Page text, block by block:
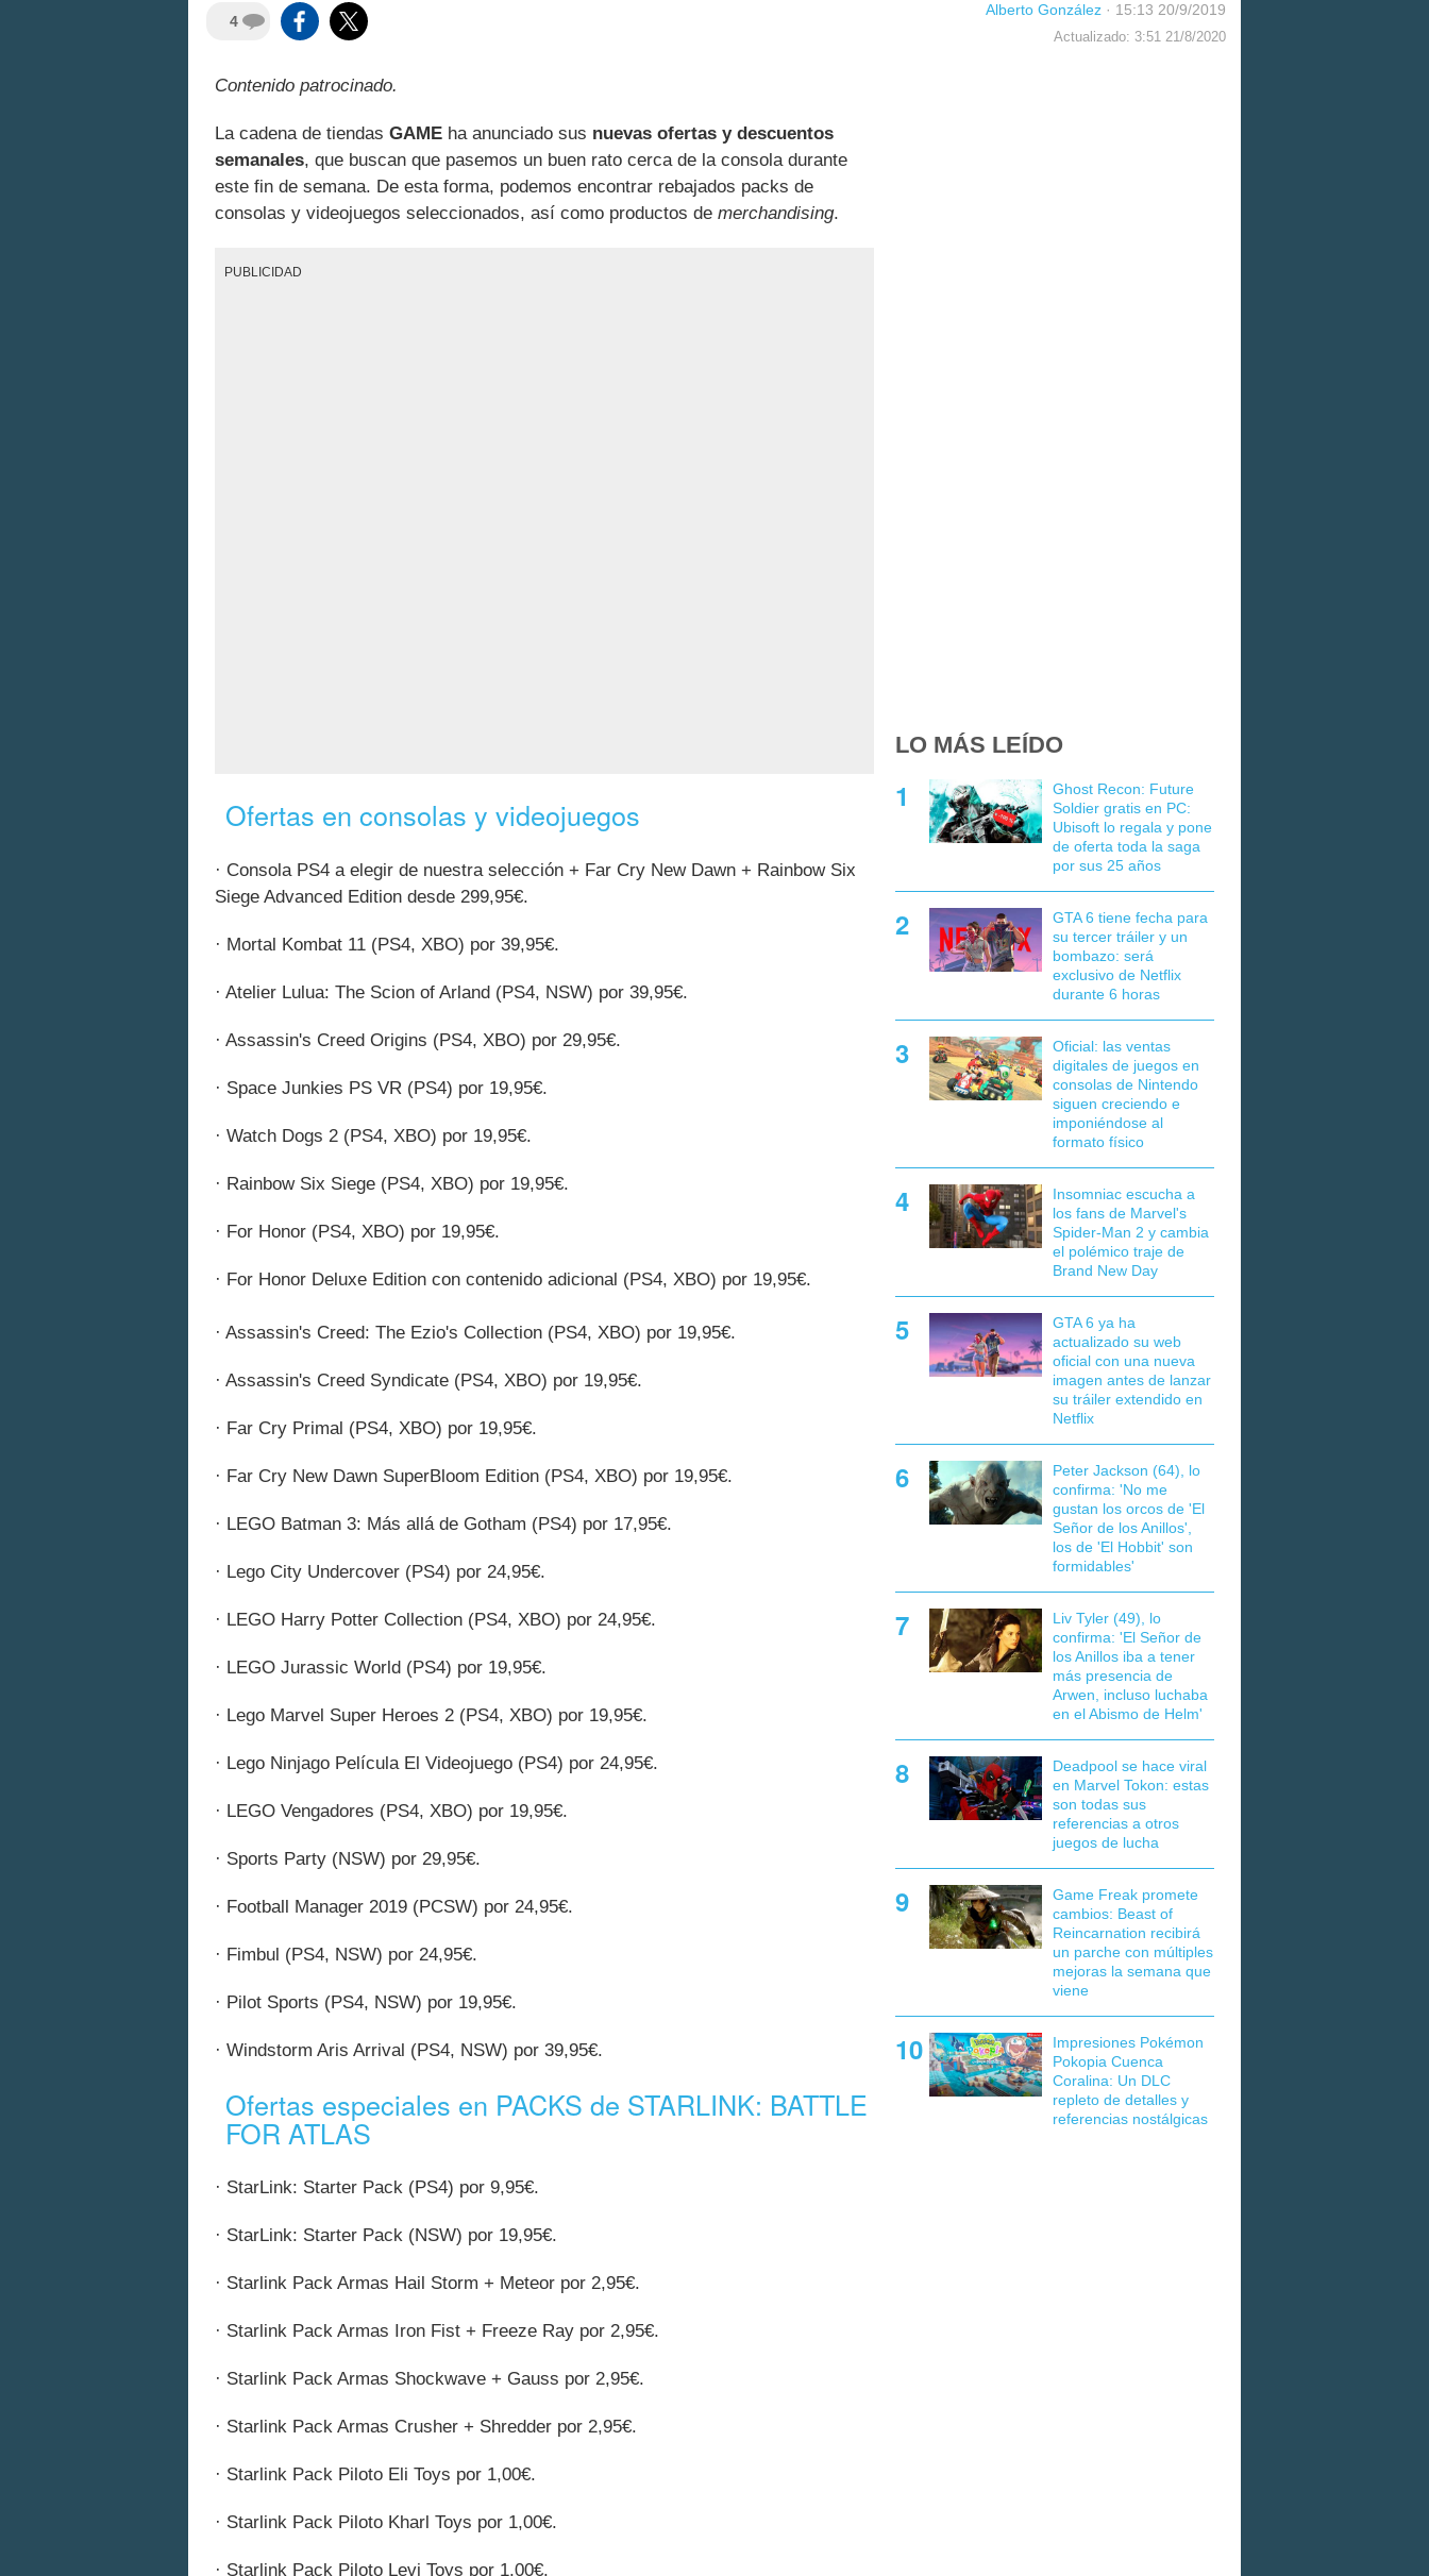
4
Alberto González · 15:13 20/9/2019
Actualizado: 3:51 21/8/2020
Contenido patrocinado.
La cadena de tiendas GAME ha anunciado sus nuevas ofertas y descuentos
semanales, que buscan que pasemos un buen rato cerca de la consola durante
este fin de semana. De esta forma, podemos encontrar rebajados packs de
consolas y videojuegos seleccionados, así como productos de merchandising.
PUBLICIDAD
Ofertas en consolas y videojuegos
· Consola PS4 a elegir de nuestra selección + Far Cry New Dawn + Rainbow Six
Siege Advanced Edition desde 299,95€.
· Mortal Kombat 11 (PS4, XBO) por 39,95€.
· Atelier Lulua: The Scion of Arland (PS4, NSW) por 39,95€.
· Assassin's Creed Origins (PS4, XBO) por 29,95€.
· Space Junkies PS VR (PS4) por 19,95€.
· Watch Dogs 2 (PS4, XBO) por 19,95€.
· Rainbow Six Siege (PS4, XBO) por 19,95€.
· For Honor (PS4, XBO) por 19,95€.
· For Honor Deluxe Edition con contenido adicional (PS4, XBO) por 19,95€.
· Assassin's Creed: The Ezio's Collection (PS4, XBO) por 19,95€.
· Assassin's Creed Syndicate (PS4, XBO) por 19,95€.
· Far Cry Primal (PS4, XBO) por 19,95€.
· Far Cry New Dawn SuperBloom Edition (PS4, XBO) por 19,95€.
· LEGO Batman 3: Más allá de Gotham (PS4) por 17,95€.
· Lego City Undercover (PS4) por 24,95€.
· LEGO Harry Potter Collection (PS4, XBO) por 24,95€.
· LEGO Jurassic World (PS4) por 19,95€.
· Lego Marvel Super Heroes 2 (PS4, XBO) por 19,95€.
· Lego Ninjago Película El Videojuego (PS4) por 24,95€.
· LEGO Vengadores (PS4, XBO) por 19,95€.
· Sports Party (NSW) por 29,95€.
· Football Manager 2019 (PCSW) por 24,95€.
· Fimbul (PS4, NSW) por 24,95€.
· Pilot Sports (PS4, NSW) por 19,95€.
· Windstorm Aris Arrival (PS4, NSW) por 39,95€.
Ofertas especiales en PACKS de STARLINK: BATTLE
FOR ATLAS
· StarLink: Starter Pack (PS4) por 9,95€.
· StarLink: Starter Pack (NSW) por 19,95€.
· Starlink Pack Armas Hail Storm + Meteor por 2,95€.
· Starlink Pack Armas Iron Fist + Freeze Ray por 2,95€.
· Starlink Pack Armas Shockwave + Gauss por 2,95€.
· Starlink Pack Armas Crusher + Shredder por 2,95€.
· Starlink Pack Piloto Eli Toys por 1,00€.
· Starlink Pack Piloto Kharl Toys por 1,00€.
· Starlink Pack Piloto Levi Toys por 1,00€.
LO MÁS LEÍDO
Ghost Recon: Future
Soldier gratis en PC:
Ubisoft lo regala y pone
de oferta toda la saga
por sus 25 años
GTA 6 tiene fecha para
su tercer tráiler y un
bombazo: será
exclusivo de Netflix
durante 6 horas
Oficial: las ventas
digitales de juegos en
consolas de Nintendo
siguen creciendo e
imponiéndose al
formato físico
Insomniac escucha a
los fans de Marvel's
Spider-Man 2 y cambia
el polémico traje de
Brand New Day
GTA 6 ya ha
actualizado su web
oficial con una nueva
imagen antes de lanzar
su tráiler extendido en
Netflix
Peter Jackson (64), lo
confirma: 'No me
gustan los orcos de 'El
Señor de los Anillos',
los de 'El Hobbit' son
formidables'
Liv Tyler (49), lo
confirma: 'El Señor de
los Anillos iba a tener
más presencia de
Arwen, incluso luchaba
en el Abismo de Helm'
Deadpool se hace viral
en Marvel Tokon: estas
son todas sus
referencias a otros
juegos de lucha
Game Freak promete
cambios: Beast of
Reincarnation recibirá
un parche con múltiples
mejoras la semana que
viene
Impresiones Pokémon
Pokopia Cuenca
Coralina: Un DLC
repleto de detalles y
referencias nostálgicas